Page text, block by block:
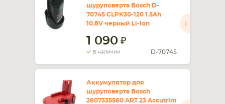
шуруповерта Bosch D-
70745 CLPK30-120 1.5Ah
10.8V черный Li-Ion
1 090
В наличии D-70745
Аккумулятор для
шуруповерта Bosch
2607335560 ART 23 Accutrim